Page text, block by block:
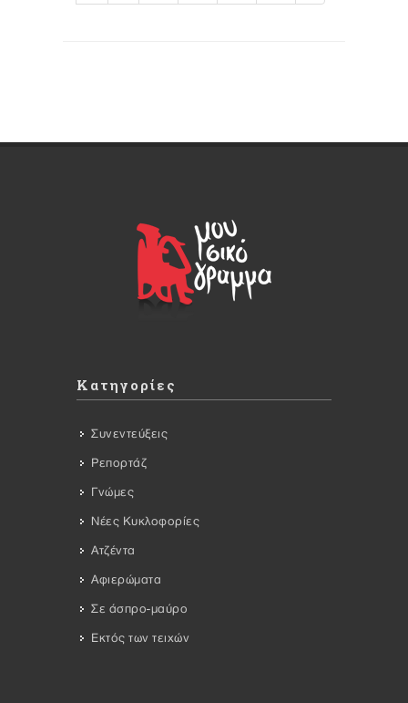
Κατηγορίες
Συνεντεύξεις
Ρεπορτάζ
Γνώμες
Νέες Κυκλοφορίες
Ατζέντα
Αφιερώματα
Σε άσπρο-μαύρο
Εκτός των τειχών